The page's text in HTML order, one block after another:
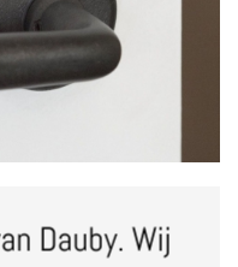
Dauby. Wij